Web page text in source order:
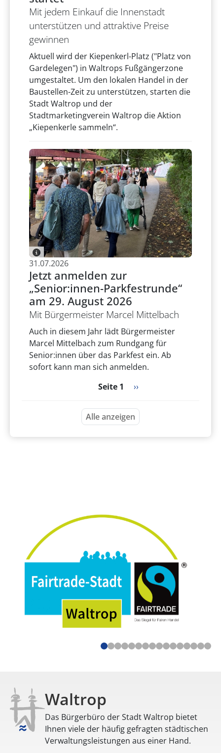
Mit jedem Einkauf die Innenstadt
unterstützen und attraktive Preise
gewinnen
Aktuell wird der Kiepenkerl-Platz ("Platz von
Gardelegen") in Waltrops Fußgängerzone
umgestaltet. Um den lokalen Handel in der
Baustellen-Zeit zu unterstützen, starten die
Stadt Waltrop und der
Stadtmarketingverein Waltrop die Aktion
„Kiepenkerle sammeln“.
31.07.2026
Jetzt anmelden zur
„Senior:innen-Parkfestrunde“
am 29. August 2026
Mit Bürgermeister Marcel Mittelbach
Auch in diesem Jahr lädt Bürgermeister
Marcel Mittelbach zum Rundgang für
Senior:innen über das Parkfest ein. Ab
sofort kann man sich anmelden.
Seitennummerierung
Seite 1 Nächste Seite
››
Alle anzeigen
Waltrop
Das Bürgerbüro der Stadt Waltrop bietet
Ihnen viele der häufig gefragten städtischen
Verwaltungsleistungen aus einer Hand.